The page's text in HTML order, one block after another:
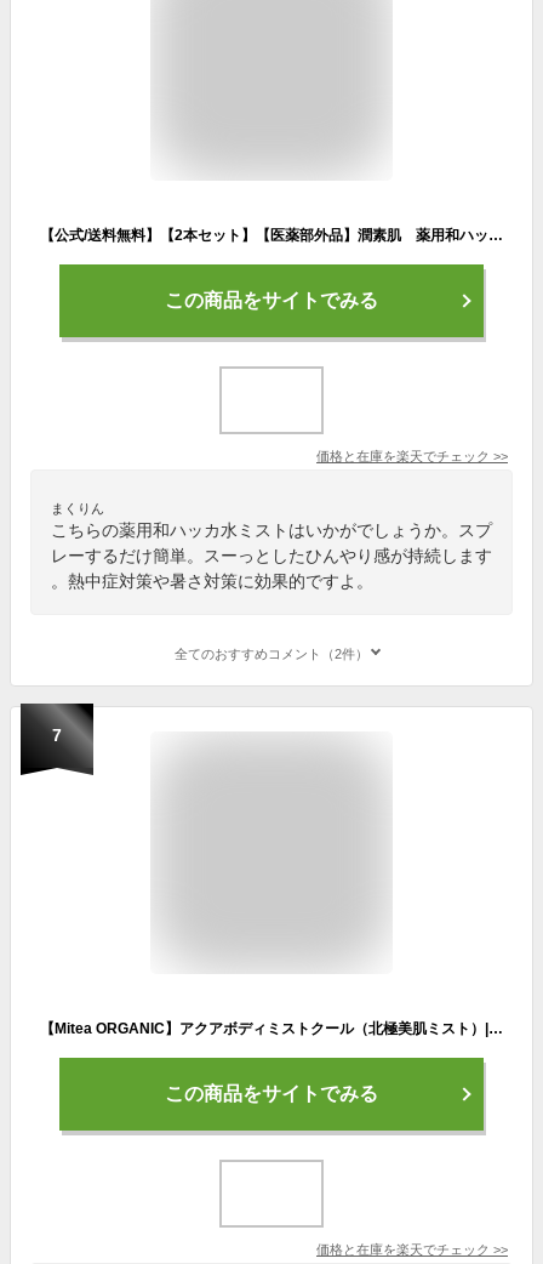
【公式/送料無料】【2本セット】【医薬部外品】潤素肌 薬用和ハッカ水ミスト ミスト化粧水 マスクスプレー マスク蒸れ ハッカ油 冷感 ニキビ ボディケア あせも ミント ひんやり すっきり アロマ リラックス マスク荒れ 予防 暑さ対策
この商品をサイトでみる
価格と在庫を楽天でチェック >>
まくりん
こちらの薬用和ハッカ水ミストはいかがでしょうか。スプ
レーするだけ簡単。スーっとしたひんやり感が持続します
。熱中症対策や暑さ対策に効果的ですよ。
全てのおすすめコメント（2件）
7
【Mitea ORGANIC】アクアボディミストクール（北極美肌ミスト）| ボディミスト ボディケア 冷感 アロマ 透明感 オーガニック ビタミンC ツボクサ 保湿 透明肌 父の日
この商品をサイトでみる
価格と在庫を楽天でチェック >>